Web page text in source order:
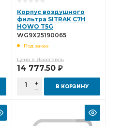
Корпус воздушного
фильтра SITRAK C7H
HOWO T5G
WG9X25190065
WG9X25190065
Под заказ
Цена в Ярославль
14 777.50 Р
В КОРЗИНУ